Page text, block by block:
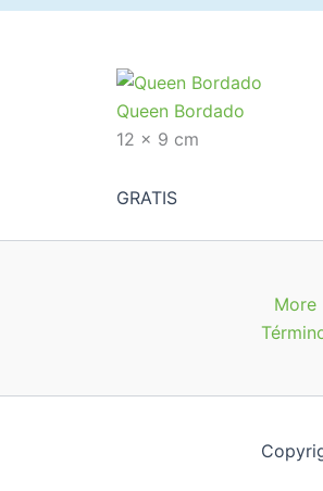
Queen Bordado
12 x 9 cm
GRATIS
More